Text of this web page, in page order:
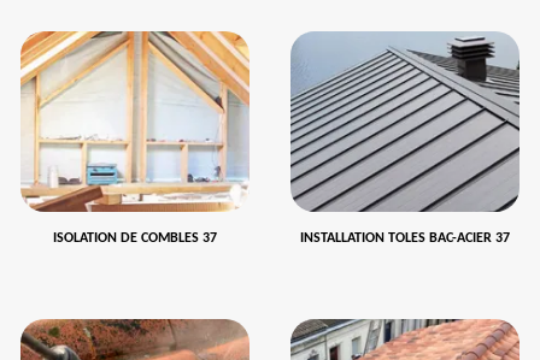
ISOLATION DE COMBLES 37 INSTALLATION TOLES BAC-ACIER 37